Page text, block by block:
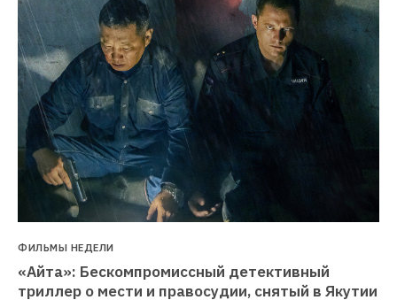
ФИЛЬМЫ НЕДЕЛИ
«Айта»: Бескомпромиссный детективный
триллер о мести и правосудии, снятый в Якутии